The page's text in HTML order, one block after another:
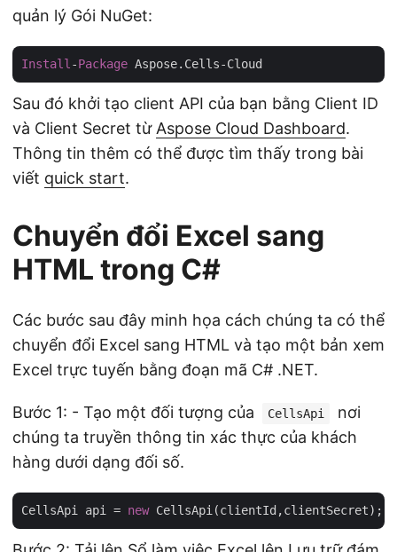
quản lý Gói NuGet:
Install-Package
Sau đó khởi tạo client API của bạn bằng Client ID
và Client Secret từAspose Cloud Dashboard.
Thông tin thêm có thể được tìm thấy trong bài
viết quick start.
Chuyển đổi Excel sang
HTML trong C#
Các bước sau đây minh họa cách chúng ta có thể
chuyển đổi Excel sang HTML và tạo một bản xem
Excel trực tuyến bằng đoạn mã C# .NET.
Bước 1: - Tạo một đối tượng của CellsApi
nơi
chúng ta truyền thông tin xác thực của khách
hàng dưới dạng đối số.
CellsApi api = new